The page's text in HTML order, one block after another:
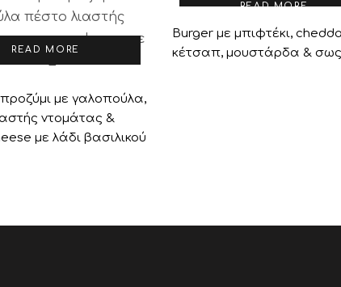
READ MORE
προζύμι με γαλοπούλα,
ντομάτας &
με λάδι βασιλικού
READ MORE
Burger με μπιφτέκι,
κέτσαπ, μουστάρδα & σως